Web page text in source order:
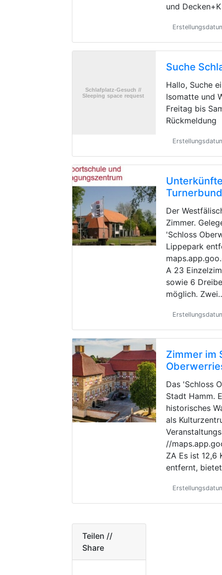
und
Suche
Hallo, Suche
Isomatte und
Freitag bis
Rückmeldung
Der
Zimmer.
'Schloss
Lippepark
A 23
sowie 6
möglich.
Zimmer im
Das 'Schloss
Stadt Hamm.
historisches
als
//
ZA Es ist 12,6
entfernt,
Teilen //
Share